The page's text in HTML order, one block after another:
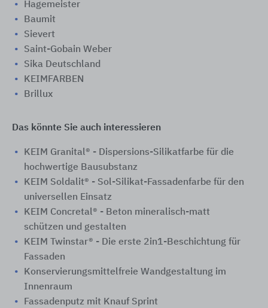
Hagemeister
Baumit
Sievert
Saint-Gobain Weber
Sika Deutschland
KEIMFARBEN
Brillux
Das könnte Sie auch interessieren
KEIM Granital® - Dispersions-Silikatfarbe für die
hochwertige Bausubstanz
KEIM Soldalit® - Sol-Silikat-Fassadenfarbe für den
universellen Einsatz
KEIM Concretal® - Beton mineralisch-matt
schützen und gestalten
KEIM Twinstar® - Die erste 2in1-Beschichtung für
Fassaden
Konservierungsmittelfreie Wandgestaltung im
Innenraum
Fassadenputz mit Knauf Sprint